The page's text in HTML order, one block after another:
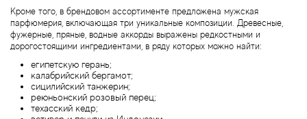
Кроме того, в брендовом ассортименте предложена мужская
парфюмерия, включающая три уникальные композиции. Древесные,
фужерные, пряные, водные аккорды выражены редкостными и
дорогостоящими ингредиентами, в ряду которых можно найти:
египетскую герань;
калабрийский бергамот;
сицилийский танжерин;
реюньонский розовый перец;
техасский кедр;
Bvlgari
Byblos
Byredo
Cacharel